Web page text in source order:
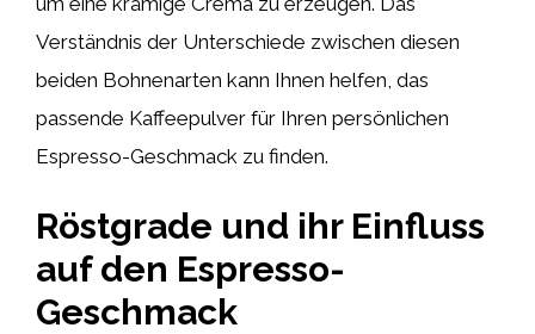
Verständnis der Unterschiede zwischen diesen
beiden Bohnenarten kann Ihnen helfen, das
passende Kaffeepulver für Ihren persönlichen
Espresso-Geschmack zu finden.
Röstgrade und ihr Einfluss
auf den Espresso-
Geschmack